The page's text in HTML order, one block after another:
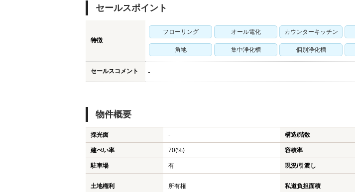
セールスポイント
特徴
フローリング オール電化 カウンターキッチン
角地 集中浄化槽 個別浄化槽
セールスコメント -
物件概要
採光面 - 構造/階数
建ぺい率 70(%) 容積率
駐車場 有 現況/引渡し
土地権利 所有権 私道負担面積